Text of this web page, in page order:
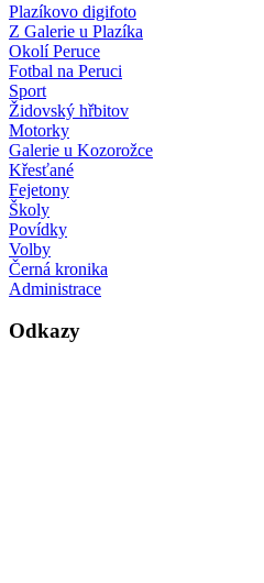
Plazíkovo digifoto
Z Galerie u Plazíka
Okolí Peruce
Fotbal na Peruci
Sport
Židovský hřbitov
Motorky
Galerie u Kozorožce
Křesťané
Fejetony
Školy
Povídky
Volby
Černá kronika
Administrace
Odkazy